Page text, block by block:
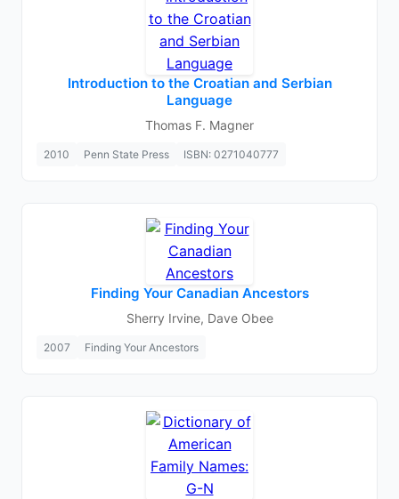
Introduction to the Croatian and Serbian
Language
Thomas F. Magner
2010 Penn State Press ISBN: 0271040777
Finding Your Canadian Ancestors
Sherry Irvine, Dave Obee
2007 Finding Your Ancestors